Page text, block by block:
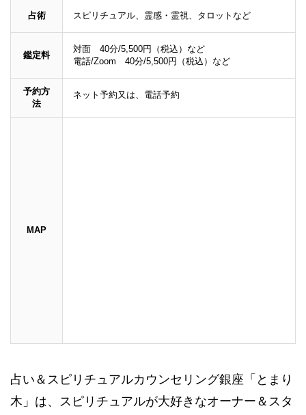
占術 スピリチュアル、霊感・霊視、タロットなど
鑑定料
対面 40分/5,500円（税込）など
電話/Zoom 40分/5,500円（税込）など
予約方
法
ネット予約又は、電話予約
MAP
占い＆スピリチュアルカウンセリング銀座「とまり
木」は、スピリチュアルが大好きなオーナー＆スタ